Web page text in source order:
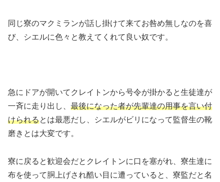
同じ寮のマクミランが話し掛けて来てお咎め無しなのを喜
び、シエルに色々と教えてくれて良い奴です。
急にドアが開いてクレイトンから号令が掛かると生徒達が
一斉に走り出し、 最後になった者が先輩達の用事を言い付
けられるとは最悪だし、シエルがビリになって監督生の靴
磨きとは大変です。
寮に戻ると歓迎会だとクレイトンに口を塞がれ、寮生達に
布を使って胴上げされ酷い目に遭っていると、寮監だと名